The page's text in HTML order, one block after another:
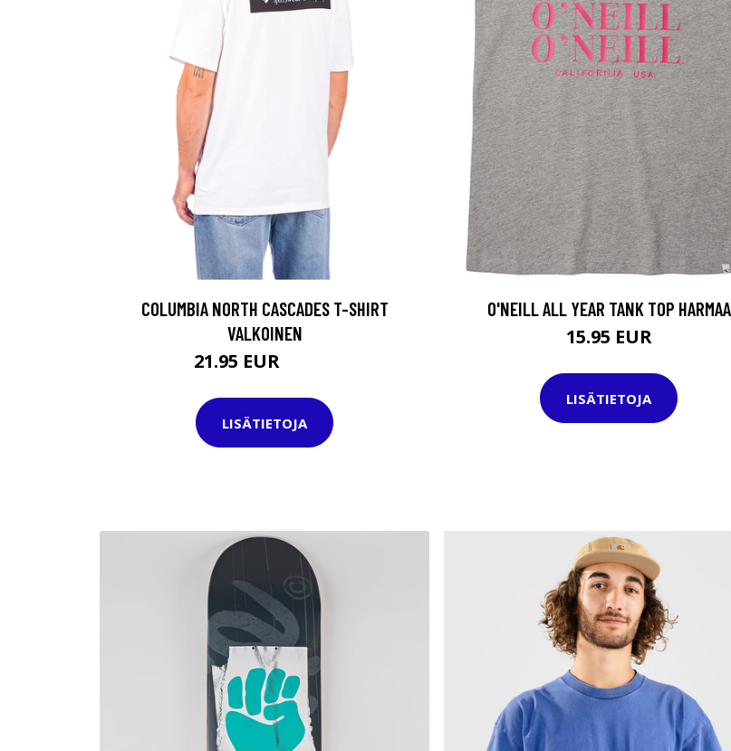
COLUMBIA NORTH CASCADES T-SHIRT
VALKOINEN
21.95 EUR
LISÄTIETOJA
O'NEILL ALL YEAR TANK TOP HARMAA
15.95 EUR
LISÄTIETOJA